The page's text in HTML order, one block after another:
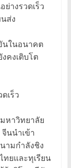
างรวดเร็ว
ส่ง
นในอนาคต
คงเติบโต
เร็ว
หาวิทยาลัย
นนำเข้า
ามกำลังชิง
ทยและทุเรียน